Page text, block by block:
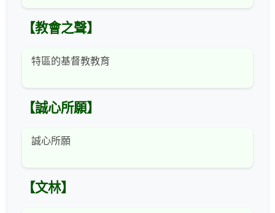
【教會之聲】
特區的基督教教育
【誠心所願】
誠心所願
【文林】